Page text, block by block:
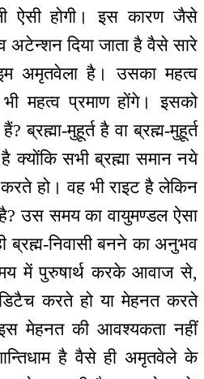
ऐसी होगी। इस कारण जैसे
दिया जाता है वैसे सारे
अमृतवेला है। उसका महत्व
महत्व प्रमाण होंगे। इसको
ब्रह्मा-मुहूर्त है वा ब्रह्म-मुहूर्त
है क्योंकि सभी ब्रह्मा समान नये
हो। वह भी राइट है लेकिन
है? उस समय का वायुमण्डल ऐसा
ब्रह्म-निवासी बनने का अनुभव
में पुरुषार्थ करके आवाज से,
करते हो या मेहनत करते
मेहनत की आवश्यकता नहीं
है वैसे ही अमृतवेले के